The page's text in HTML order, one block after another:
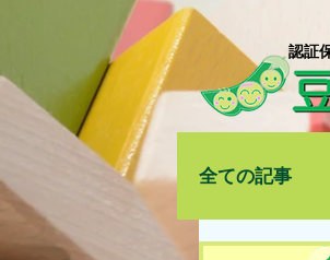
認
全ての記事